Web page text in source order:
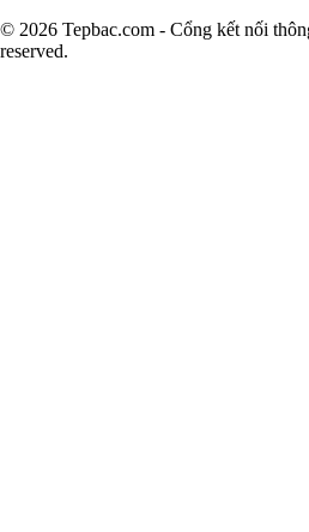
© 2026 Tepbac.com - Cổng kết nối
reserved.